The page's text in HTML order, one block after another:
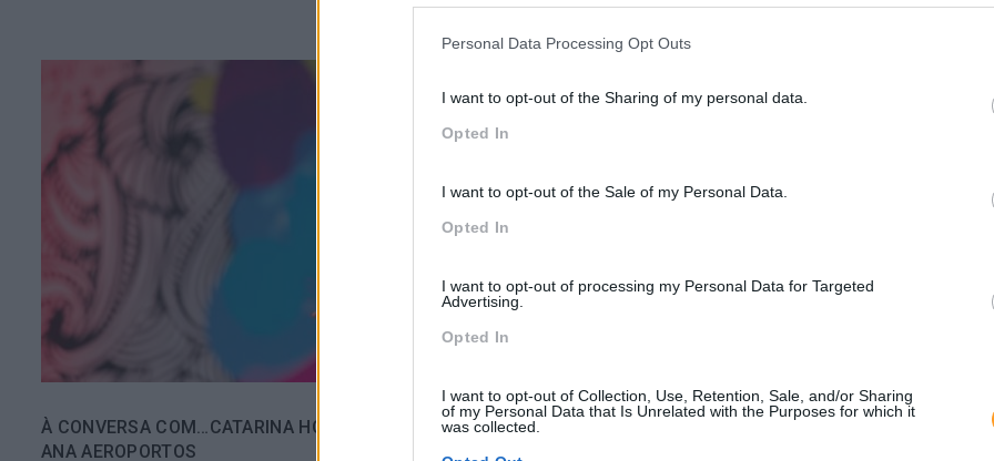
in below Google consent section.
Personal Data Processing Opt Outs
I want to opt-out of the Sharing of my personal data.
Opted In
I want to opt-out of the Sale of my Personal Data.
Opted In
I want to opt-out of processing my Personal Data for Targeted
Advertising.
Opted In
I want to opt-out of Collection, Use, Retention, Sale, and/or Sharing
of my Personal Data that Is Unrelated with the Purposes for which it
was collected.
À CONVERSA COM…CATARINA HORTA, DIRETORA DE RECURSOS HUMANOS DA
ANA AEROPORTOS
GESTÃO E LIDERANÇA